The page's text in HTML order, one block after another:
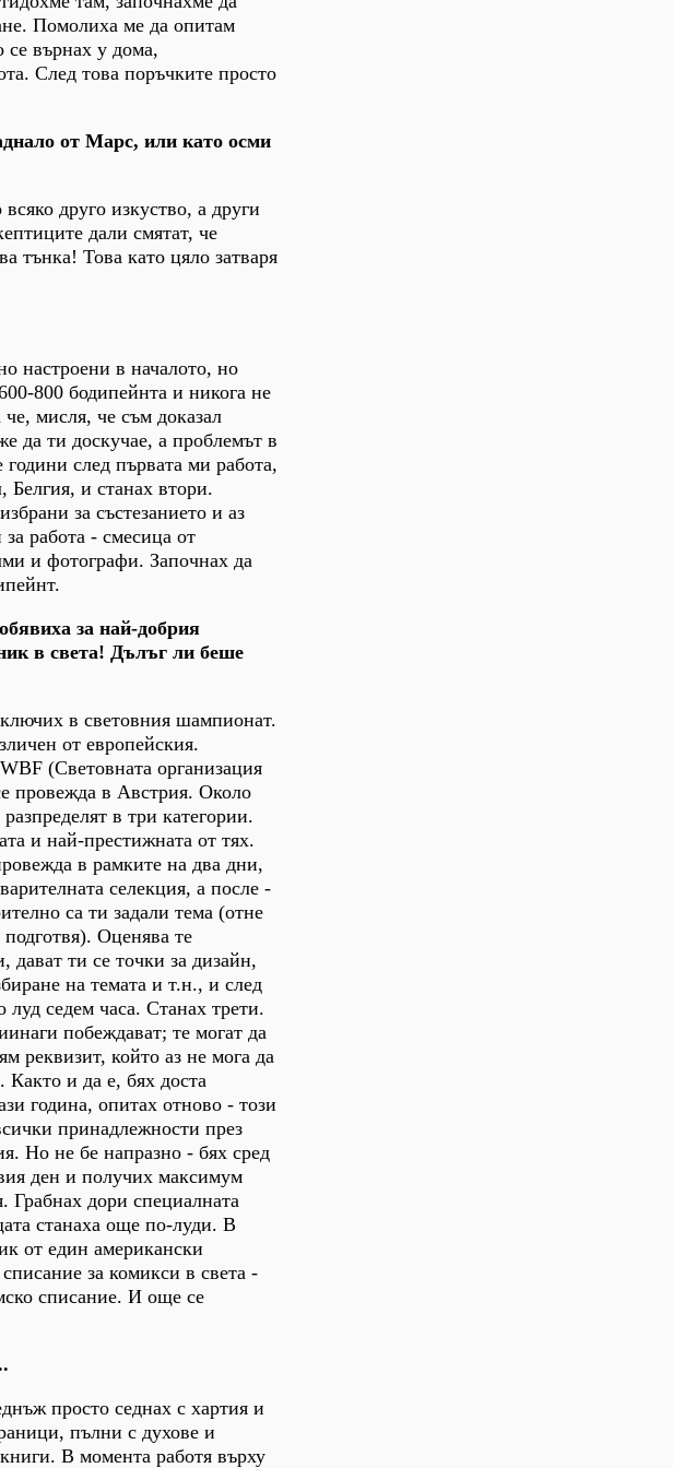
Помолиха ме да опитам
се върнах у дома,
След това поръчките просто
от Марс, или като осми
друго изкуство, а други
дали смятат, че
тънка! Това като цяло затваря
настроени в началото, но
800 бодипейнта и никога не
мисля, че съм доказал
да ти доскучае, а проблемът в
след първата ми работа,
и станах втори.
за състезанието и аз
работа - смесица от
и фотографи. Започнах да
за най-добрия
в света! Дълъг ли беше
в световния шампионат.
от европейския.
(Световната организация
провежда в Австрия. Около
в три категории.
и най-престижната от тях.
в рамките на два дни,
селекция, а после -
са ти задали тема (отне
Оценява те
дават ти се точки за дизайн,
на темата и т.н., и след
луд седем часа. Станах трети.
побеждават; те могат да
реквизит, който аз не мога да
Както и да е, бях доста
година, опитах отново - този
принадлежности през
Но не бе напразно - бях сред
ден и получих максимум
Грабнах дори специалната
станаха още по-луди. В
от един американски
за комикси в света -
списание. И още се
просто седнах с хартия и
пълни с духове и
В момента работя върху